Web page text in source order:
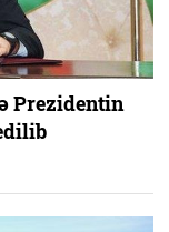
Prezidentin